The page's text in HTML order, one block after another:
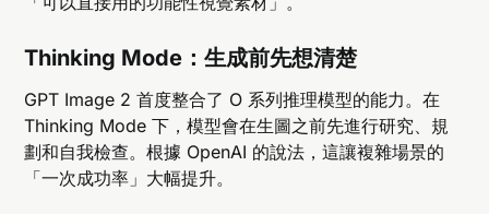
Thinking Mode：生成前先想清楚
GPT Image 2 首度整合了 O 系列推理模型的能力。在
Thinking Mode 下，模型會在生圖之前先進行研究、規
劃和自我檢查。根據 OpenAI 的說法，這讓複雜場景的
「一次成功率」大幅提升。